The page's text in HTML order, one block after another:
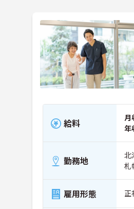
給料 月
年
勤務地
北
札
雇用形態 正